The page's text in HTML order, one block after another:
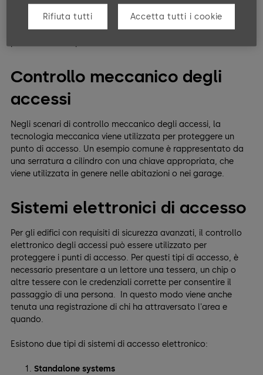
locale per concerti. Questo sistema è spesso utilizzato in
punti di accesso molto frequentati come cinema, teatri, zoo
e parchi a tema, dove è difficile ottenere informazioni dalle
Controllo meccanico degli
accessi
Negli scenari di controllo meccanico degli accessi, la
tecnologia meccanica viene utilizzata per proteggere un
punto di accesso. Un esempio comune è rappresentato da
una serratura a cilindro con una chiave appropriata, che
viene utilizzata in genere nelle abitazioni o nei garage.
Sistemi elettronici di accesso
Per gli edifici con requisiti di sicurezza avanzati, il controllo
elettronico degli accessi può essere utilizzato per
proteggere i punti di accesso. Per questi tipi di accesso, è
necessario presentare a un lettore una tessera, un chip o
altre tessere con le credenziali corrette per consentire il
passaggio di una persona. In questo modo viene anche
tenuta una registrazione di chi ha attraversato l'area e
quando.
Esistono due tipi di sistemi di accesso elettronico:
Standalone systems
Rifiuta tutti Accetta tutti i cookie